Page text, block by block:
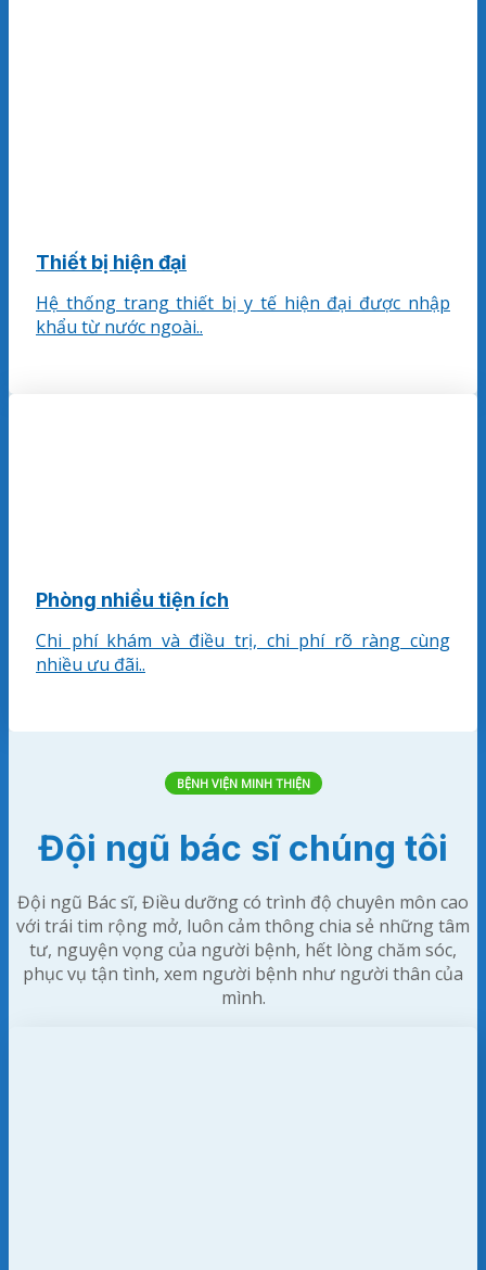
Thiết bị hiện đại
Hệ thống trang thiết bị y tế hiện đại được nhập
khẩu từ nước ngoài..
Phòng nhiều tiện ích
Chi phí khám và điều trị, chi phí rõ ràng cùng
nhiều ưu đãi..
BỆNH VIỆN MINH THIỆN
Đội ngũ bác sĩ chúng tôi
Đội ngũ Bác sĩ, Điều dưỡng có trình độ chuyên môn cao
với trái tim rộng mở, luôn cảm thông chia sẻ những tâm
tư, nguyện vọng của người bệnh, hết lòng chăm sóc,
phục vụ tận tình, xem người bệnh như người thân của
mình.